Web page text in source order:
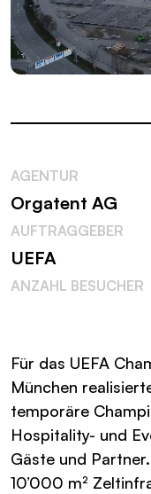
AGENTUR
Orgatent AG
AUFTRAGGEBER
UEFA
ANZAHL BESUCHER
Für das UEFA
München
temporäre
Hospitality- und
Gäste und
10’000 m²